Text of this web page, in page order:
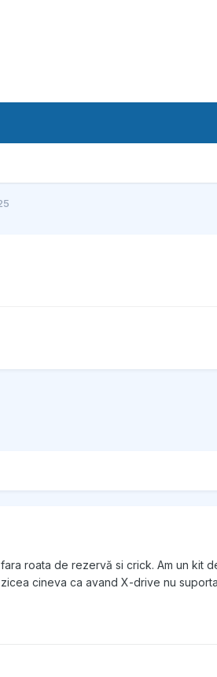
roata de rezervă si crick. Am un kit
cineva ca avand X-drive nu